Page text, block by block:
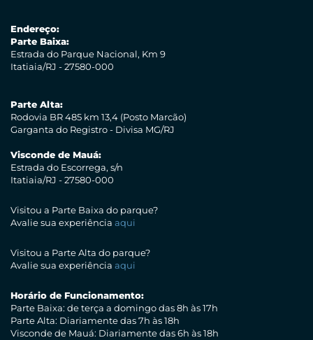
Endereço:
Parte Baixa:
Estrada do Parque Nacional, Km 9
Itatiaia/RJ - 27580-000
Parte Alta:
Rodovia BR 485 km 13,4 (Posto Marcão)
Garganta do Registro - Divisa MG/RJ
Visconde de Mauá:
Estrada do Escorrega, s/n
Itatiaia/RJ - 27580-000
Visitou a Parte Baixa do parque?
Avalie sua experiência aqui
Visitou a Parte Alta do parque?
Avalie sua experiência aqui
Horário de Funcionamento:
Parte Baixa: de terça a domingo das 8h às 17h
Parte Alta: Diariamente das 7h às 18h
Visconde de Mauá: Diariamente das 6h às 18h